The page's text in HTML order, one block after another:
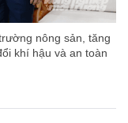
nông sản, tăng
khí hậu và an toàn